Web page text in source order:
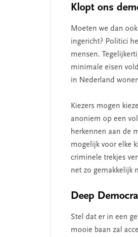
Klopt ons
Moeten we dan
ingericht? Politici
mensen.
minimale eisen
in Nederland
Kiezers mogen
anoniem op een
herkennen aan de
mogelijk voor elke
criminele trekjes
net zo gemakkelijk
Deep
Stel dat er in een
mooie baan zal